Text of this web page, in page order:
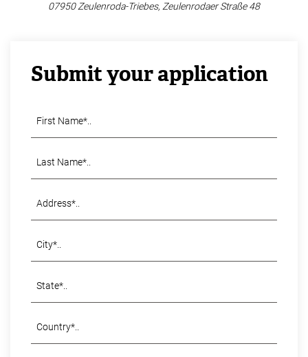
07950 Zeulenroda-Triebes, Zeulenrodaer Straße 48
Submit your application